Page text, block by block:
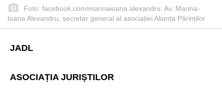
Foto: facebook.com/marinaioana.alexandru. Av. Marina-
Ioana Alexandru, secretar general al asociației Alianța Părinților
JADL
ASOCIAȚIA JURIȘTILOR